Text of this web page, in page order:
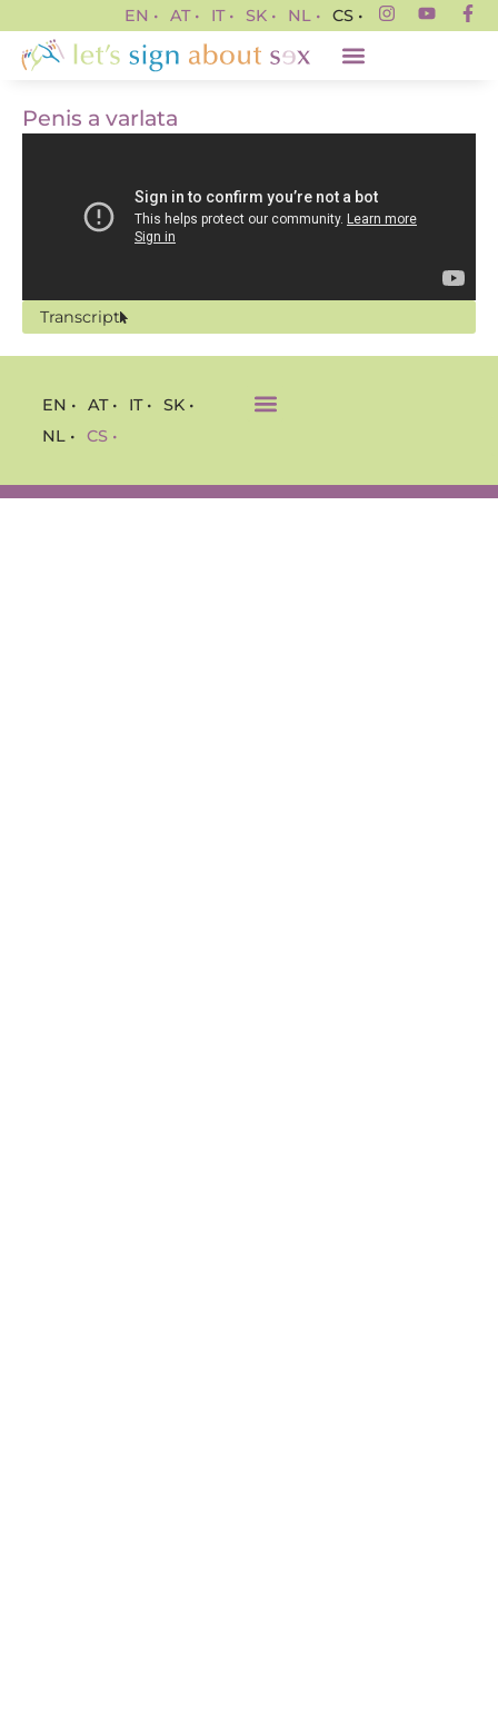
EN • AT • IT • SK • NL • CS •
Penis a varlata
Transcript
EN • AT • IT •
SK •
NL •
CS •